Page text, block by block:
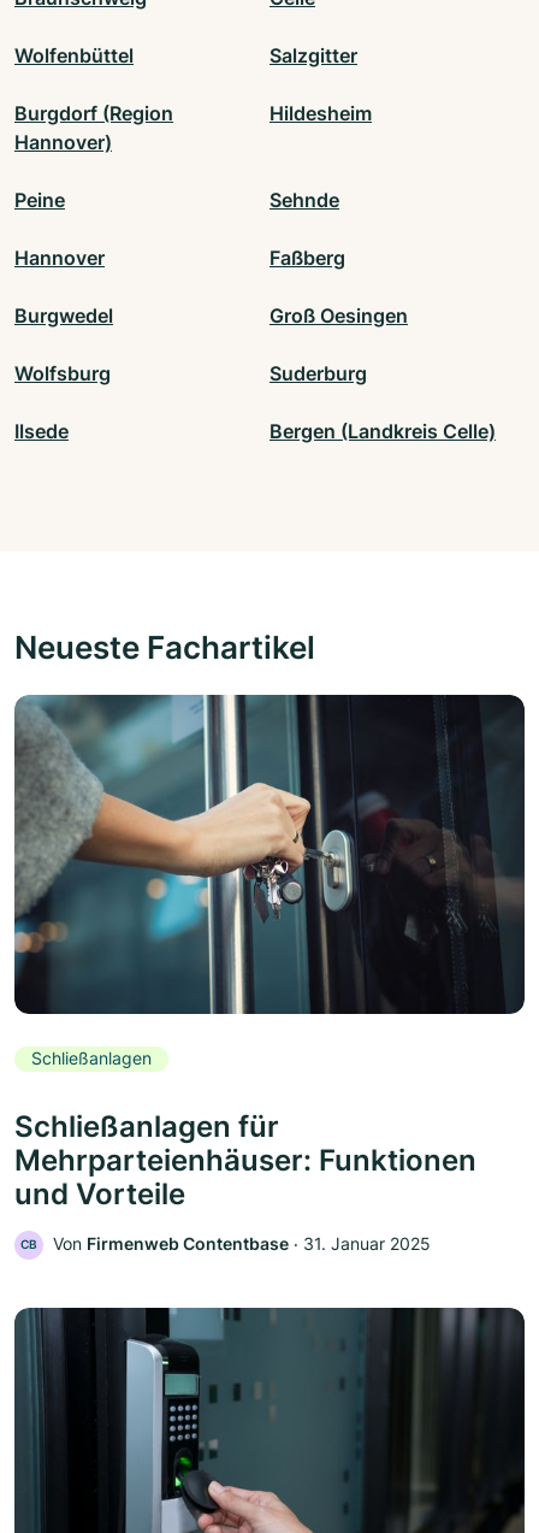
Wolfenbüttel Salzgitter
Burgdorf (Region
Hannover)
Hildesheim
Peine Sehnde
Hannover Faßberg
Burgwedel Groß Oesingen
Wolfsburg Suderburg
Ilsede Bergen (Landkreis Celle)
Neueste Fachartikel
Schließanlagen
Schließanlagen für
Mehrparteienhäuser: Funktionen
und Vorteile
CB Von Firmenweb Contentbase ‧ 31. Januar 2025